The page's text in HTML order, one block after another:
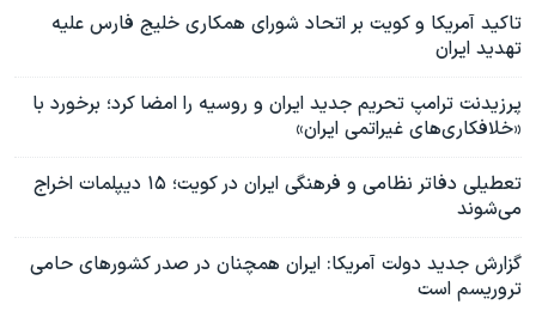
تاکید آمریکا و کویت بر اتحاد شورای همکاری خلیج فارس علیه
تهدید ایران
پرزیدنت ترامپ تحریم جدید ایران و روسیه را امضا کرد؛ برخورد با
«خلافکاری‌های غیراتمی ایران»
تعطیلی دفاتر نظامی و فرهنگی ایران در کویت؛ ۱۵ دیپلمات اخراج
می‌شوند
گزارش جدید دولت آمریکا: ایران همچنان در صدر کشورهای حامی
تروریسم است